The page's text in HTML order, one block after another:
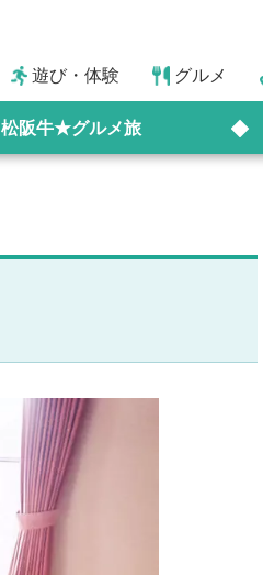
遊び・体験 グルメ
松阪牛★グルメ旅